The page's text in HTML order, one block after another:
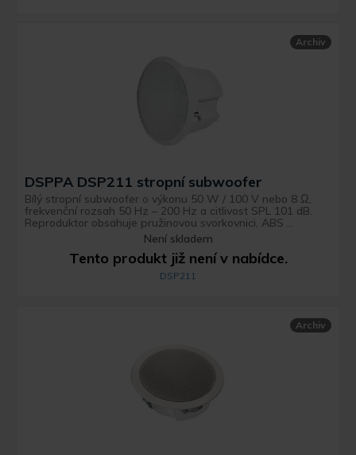
Archiv
DSPPA DSP211 stropní subwoofer
Bílý stropní subwoofer o výkonu 50 W / 100 V nebo 8 Ω,
frekvenční rozsah 50 Hz – 200 Hz a citlivost SPL 101 dB.
Reproduktor obsahuje pružinovou svorkovnici, ABS ...
Není skladem
Tento produkt již není v nabídce.
DSP211
Archiv